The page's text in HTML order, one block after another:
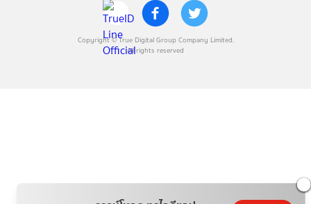
Copyright © True Digital Group Company Limited.
All rights reserved